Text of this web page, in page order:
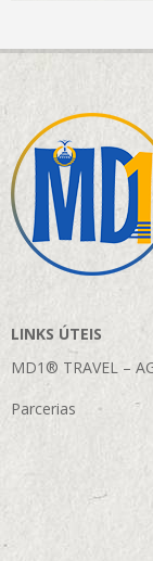
LINKS ÚTEIS
MD1® TRAVEL –
Parcerias